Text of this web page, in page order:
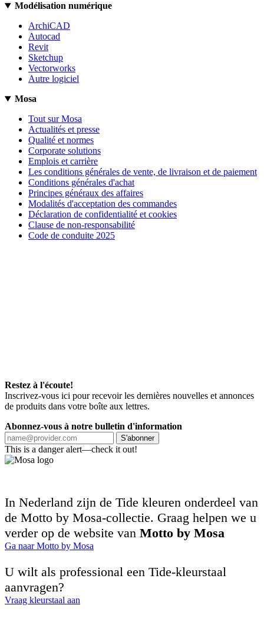
Modélisation numérique
ArchiCAD
Autocad
Revit
Sketchup
Vectorworks
Autre logiciel
Mosa
Tout sur Mosa
Actualités et presse
Qualité et normes
Corporate solutions
Emplois et carrière
Les conditions générales de vente, de livraison et de paiement
Conditions générales d'achat
Principes généraux des affaires
Modalités d'acceptation des commandes
Déclaration de confidentialité et cookies
Clause de non-responsabilité
Code de conduite 2025
Restez à l'écoute!
Inscrivez-vous ici pour recevoir les dernières nouvelles et annonces
de produits dans votre boîte aux lettres.
Abonnez-vous à notre bulletin d'information
S'abonner
This is a danger alert—check it out!
In Nederland zijn de Tide kleuren onderdeel van
de Motto by Mosa-collectie. Graag helpen we u
verder op de website van Motto by Mosa
Ga naar Motto by Mosa
U wilt als professional een Tide-kleurstaal
aanvragen?
Vraag kleurstaal aan